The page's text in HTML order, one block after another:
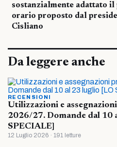
sostanzialmente adattato
orario proposto dal
Cisliano
Da leggere anche
RECENSIONI
Utilizzazioni e
2026/27. Domande dal 10
SPECIALE]
12 Luglio 2026 · 191 letture